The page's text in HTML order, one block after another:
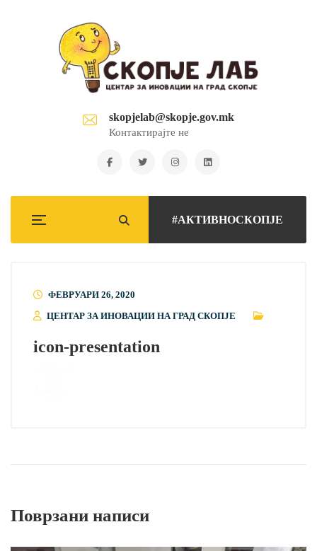
skopjelab@skopje.gov.mk
Контактирајте не
#АКТИВНОСКОПЈЕ
ФЕВРУАРИ 26, 2020
ЦЕНТАР ЗА ИНОВАЦИИ НА ГРАД СКОПЈЕ
icon-presentation
Поврзани написи